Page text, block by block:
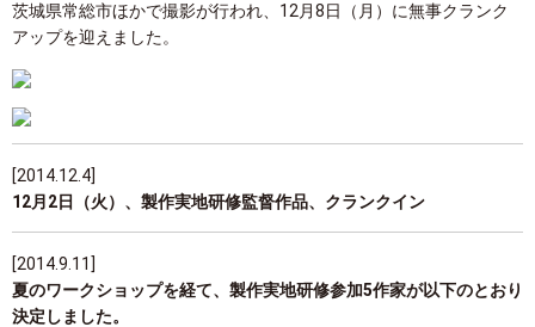
茨城県常総市ほかで撮影が行われ、12月8日（月）に無事クランク
アップを迎えました。
[2014.12.4]
12月2日（火）、製作実地研修監督作品、クランクイン
[2014.9.11]
夏のワークショップを経て、製作実地研修参加5作家が以下のとおり
決定しました。